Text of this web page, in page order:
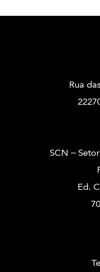
Rua
SCN –
Ed.